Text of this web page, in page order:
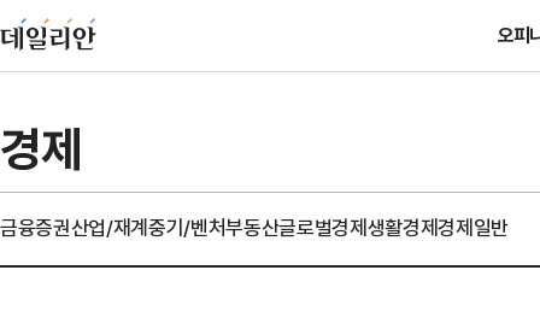
오피
경제
금융증권산업/재계중기/벤처부동산글로벌경제생활경제경제일반